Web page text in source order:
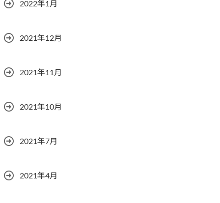
2022年1月
2021年12月
2021年11月
2021年10月
2021年7月
2021年4月